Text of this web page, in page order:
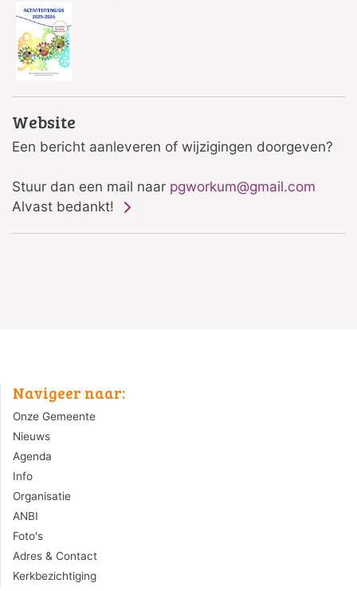
Website
Een bericht aanleveren of wijzigingen doorgeven?
Stuur dan een mail naar pgworkum@gmail.com
Alvast bedankt!
Navigeer naar:
Onze Gemeente
Nieuws
Agenda
Info
Organisatie
ANBI
Foto's
Adres & Contact
Kerkbezichtiging